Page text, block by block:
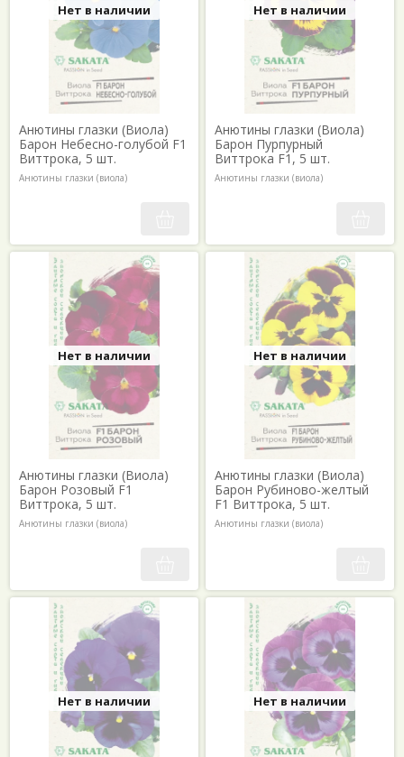
Нет в наличии
Анютины глазки (Виола)
Барон Небесно-голубой F1
Виттрока, 5 шт.
Анютины глазки (виола)
Нет в наличии
Анютины глазки (Виола)
Барон Пурпурный
Виттрока F1, 5 шт.
Анютины глазки (виола)
Нет в наличии
Анютины глазки (Виола)
Барон Розовый F1
Виттрока, 5 шт.
Анютины глазки (виола)
Нет в наличии
Анютины глазки (Виола)
Барон Рубиново-желтый
F1 Виттрока, 5 шт.
Анютины глазки (виола)
Нет в наличии Нет в наличии